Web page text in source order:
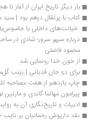
بار دیگر تاریخ ایران از آغاز تا
کتاب با پرتقال درهم بود |
خیانت‌های داخلی با
محمود فاضلی
از خون خدا رونمایی شد
برای دو جان قدیانی | زینب
چاپ یازدهم از هفت مصاحبه
پیرامون مهاتما گاندی و
ادبیات و تاریخ‌نگاری آن به
نقد داریوش رحمانیان بر